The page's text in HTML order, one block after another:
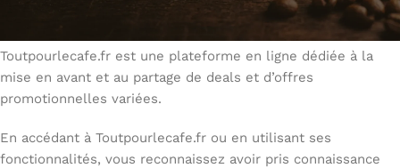
Toutpourlecafe.fr est une plateforme en ligne dédiée à la
mise en avant et au partage de deals et d’offres
promotionnelles variées.
En accédant à Toutpourlecafe.fr ou en utilisant ses
fonctionnalités, vous reconnaissez avoir pris connaissance